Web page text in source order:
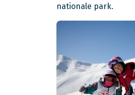
nationale park.